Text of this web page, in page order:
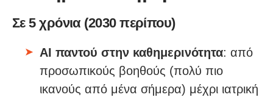
Σε 5 χρόνια (2030 περίπου)
AI παντού στην καθημερινότητα: από
προσωπικούς βοηθούς (πολύ πιο
ικανούς από μένα σήμερα) μέχρι ιατρική